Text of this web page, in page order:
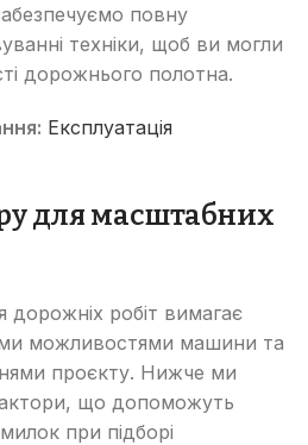
повну
техніки, щоб ви могли
дорожнього полотна.
Експлуатація
для масштабних
дорожніх робіт вимагає
можливостями машини та
проєкту. Нижче ми
що допоможуть
при підборі